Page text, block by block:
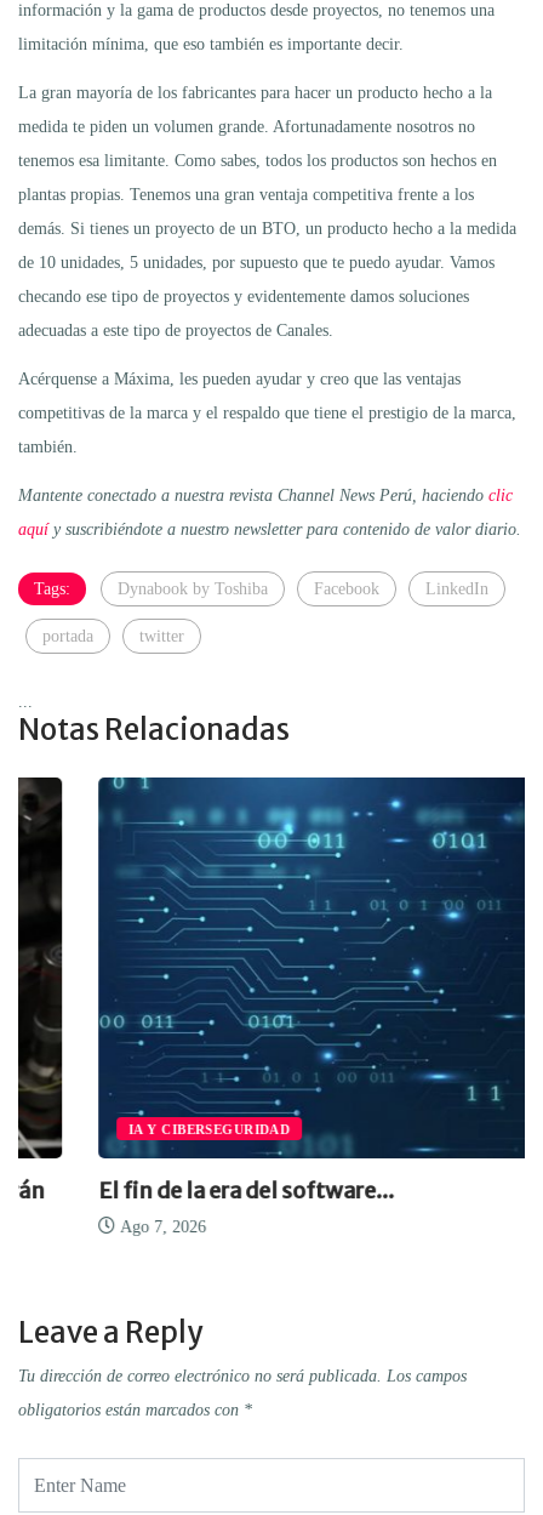
información y la gama de productos desde proyectos, no tenemos una
limitación mínima, que eso también es importante decir.
La gran mayoría de los fabricantes para hacer un producto hecho a la
medida te piden un volumen grande. Afortunadamente nosotros no
tenemos esa limitante. Como sabes, todos los productos son hechos en
plantas propias. Tenemos una gran ventaja competitiva frente a los
demás. Si tienes un proyecto de un BTO, un producto hecho a la medida
de 10 unidades, 5 unidades, por supuesto que te puedo ayudar. Vamos
checando ese tipo de proyectos y evidentemente damos soluciones
adecuadas a este tipo de proyectos de Canales.
Acérquense a Máxima, les pueden ayudar y creo que las ventajas
competitivas de la marca y el respaldo que tiene el prestigio de la marca,
también.
Mantente conectado a nuestra revista Channel News Perú, haciendo clic
aquíy suscribiéndote a nuestro newsletter para contenido de valor diario.
Tags: Dynabook by Toshiba Facebook LinkedIn
portada twitter
...
Notas Relacionadas
IA Y CIBERSEGURIDAD
El fin de la era del software...
Ago 7, 2026
Leave a Reply
Tu dirección de correo electrónico no será publicada. Los campos
obligatorios están marcados con *